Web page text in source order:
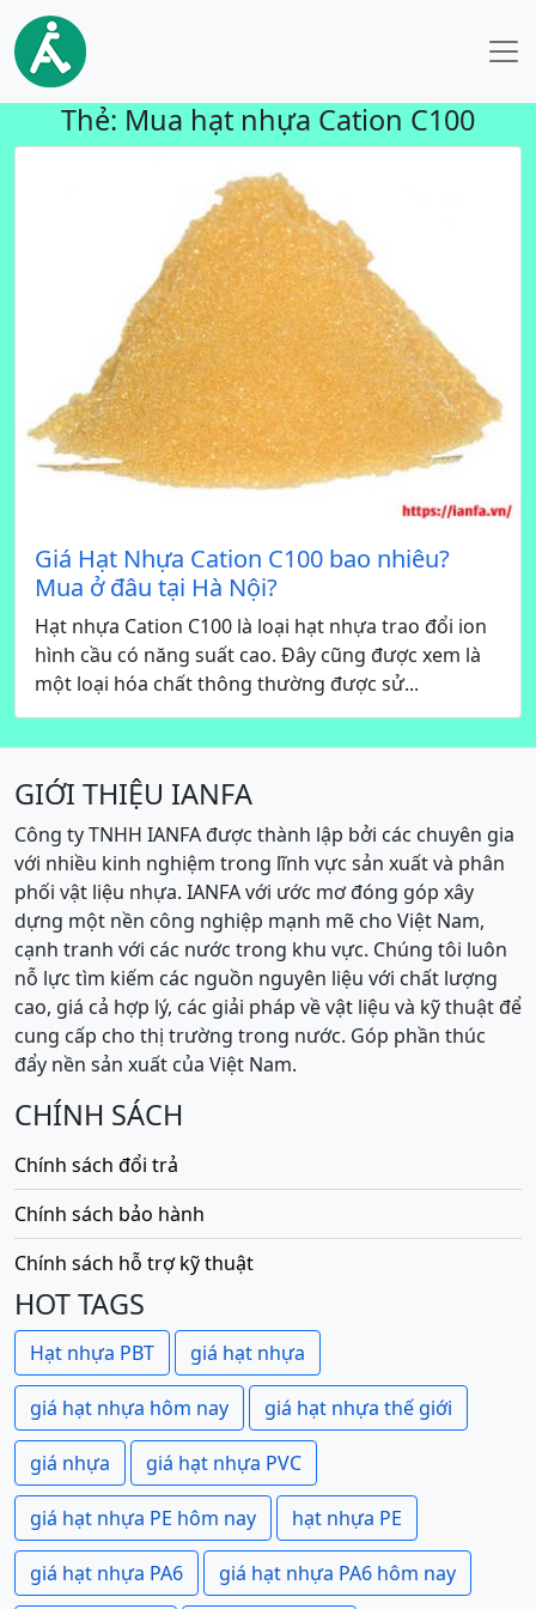
Thẻ: Mua hạt nhựa Cation C100
Giá Hạt Nhựa Cation C100 bao nhiêu?
Mua ở đâu tại Hà Nội?
Hạt nhựa Cation C100 là loại hạt nhựa trao đổi ion
hình cầu có năng suất cao. Đây cũng được xem là
một loại hóa chất thông thường được sử...
GIỚI THIỆU IANFA
Công ty TNHH IANFA được thành lập bởi các chuyên gia
với nhiều kinh nghiệm trong lĩnh vực sản xuất và phân
phối vật liệu nhựa. IANFA với ước mơ đóng góp xây
dựng một nền công nghiệp mạnh mẽ cho Việt Nam,
cạnh tranh với các nước trong khu vực. Chúng tôi luôn
nỗ lực tìm kiếm các nguồn nguyên liệu với chất lượng
cao, giá cả hợp lý, các giải pháp về vật liệu và kỹ thuật để
cung cấp cho thị trường trong nước. Góp phần thúc
đẩy nền sản xuất của Việt Nam.
CHÍNH SÁCH
Chính sách đổi trả
Chính sách bảo hành
Chính sách hỗ trợ kỹ thuật
HOT TAGS
Hạt nhựa PBT giá hạt nhựa
giá hạt nhựa hôm nay giá hạt nhựa thế giới
giá nhựa giá hạt nhựa PVC
giá hạt nhựa PE hôm nay hạt nhựa PE
giá hạt nhựa PA6 giá hạt nhựa PA6 hôm nay